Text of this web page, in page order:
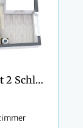
Grundriss für eine Wohnung mit 2 Schlafzimmern